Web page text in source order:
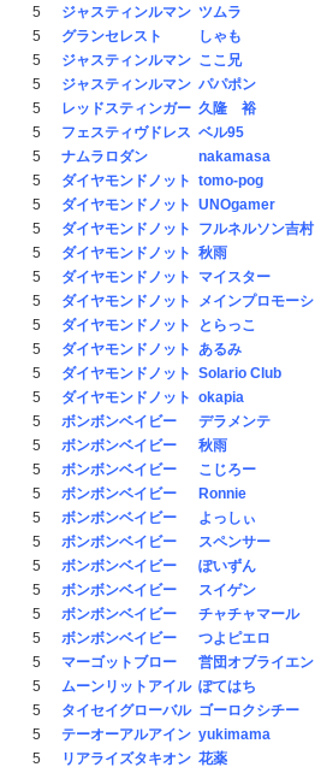
5
ジャスティンルマン ツムラ
5
グランセレスト
しゃも
5
ジャスティンルマン ここ兄
5
ジャスティンルマン パパポン
5
レッドスティンガー 久隆 裕
5
フェスティヴドレス ベル95
5
ナムラロダン
nakamasa
5
ダイヤモンドノット tomo-pog
5
ダイヤモンドノット UNOgamer
5
ダイヤモンドノット
フルネルソン吉村
5
ダイヤモンドノット 秋雨
5
ダイヤモンドノット
マイスター
5
ダイヤモンドノット
メインプロモー
5
ダイヤモンドノット
とらっこ
5
ダイヤモンドノット あるみ
5
ダイヤモンドノット Solario Club
5
ダイヤモンドノット okapia
5
ボンボンベイビー
デラメンテ
5
ボンボンベイビー
秋雨
5
ボンボンベイビー
こじろー
5
ボンボンベイビー
Ronnie
5
ボンボンベイビー
よっしぃ
5
ボンボンベイビー
スペンサー
5
ボンボンベイビー
ぽいずん
5
ボンボンベイビー
スイゲン
5
ボンボンベイビー
チャチャマール
5
ボンボンベイビー
つよピエロ
5
マーゴットブロー
営団オブライエン
5
ムーンリットアイル ぽてはち
5
タイセイグローバル ゴーロクシチー
5
テーオーアルアイン yukimama
5
リアライズタキオン 花薬